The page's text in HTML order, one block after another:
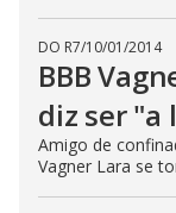
DO R7/10/01/2014
BBB
diz ser "a
Amigo de
Vagner Lara se